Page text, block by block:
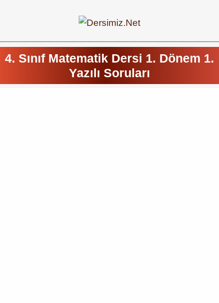
4. Sınıf Matematik Dersi 1. Dönem 1.
Yazılı Soruları